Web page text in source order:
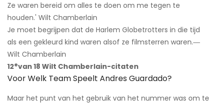
Ze waren bereid om alles te doen om me tegen te
houden.' Wilt Chamberlain
Je moet begrijpen dat de Harlem Globetrotters in die tijd
als een gekleurd kind waren alsof ze filmsterren waren.―
Wilt Chamberlain
12evan 18 Wilt Chamberlain-citaten
Voor Welk Team Speelt Andres Guardado?
Maar het punt van het gebruik van het nummer was om te